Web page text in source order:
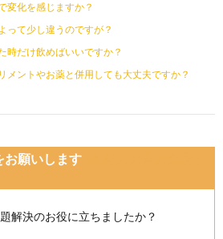
変化を感じますか？
って少し違うのですが？
時だけ飲めばいいですか？
メントやお薬と併用しても大丈夫ですか？
お願いします
解決のお役に立ちましたか？